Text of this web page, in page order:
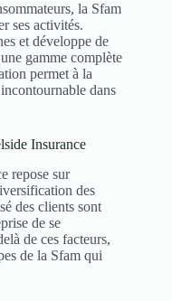
la Sfam
ses activités.
et développe de
gamme complète
permet à la
dans
Insurance
repose sur
des
des clients sont
de se
de ces facteurs,
de la Sfam qui